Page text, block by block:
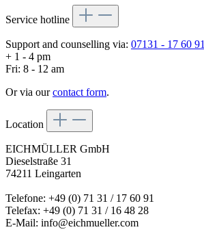
Service hotline
Support and counselling via: 07131 - 17 60 91
+ 1 - 4 pm
Fri: 8 - 12 am
Or via ourcontact form.
Location
EICHMÜLLER GmbH
Dieselstraße 31
74211 Leingarten
Telefone: +49 (0) 71 31 / 17 60 91
Telefax: +49 (0) 71 31 / 16 48 28
E-Mail: info@eichmueller.com